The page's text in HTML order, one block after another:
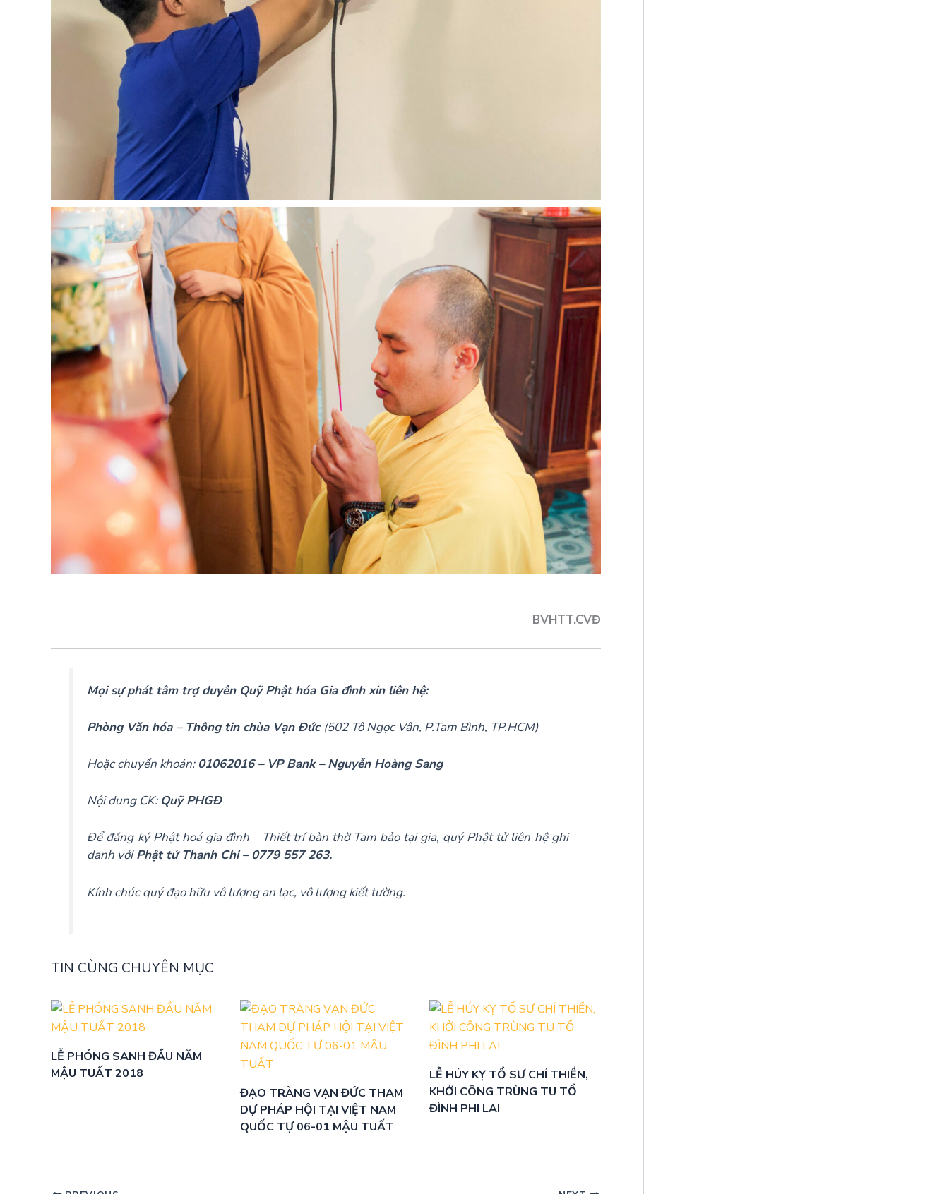
BVHTT.CVĐ
Mọi sự phát tâm trợ duyên Quỹ Phật hóa Gia đình xin liên hệ:
Phòng Văn hóa – Thông tin chùa Vạn Đức (502 Tô Ngọc Vân, P.Tam Bình, TP.HCM)
Hoặc chuyển khoản: 01062016 – VP Bank – Nguyễn Hoàng Sang
Nội dung CK: Quỹ PHGĐ
Để đăng ký Phật hoá gia đình – Thiết trí bàn thờ Tam bảo tại gia, quý Phật tử liên hệ ghi
danh vớiPhật tử Thanh Chi – 0779 557 263.
Kính chúc quý đạo hữu vô lượng an lạc, vô lượng kiết tường.
TIN CÙNG CHUYÊN MỤC
LỄ PHÓNG SANH ĐẦU NĂM
MẬU TUẤT 2018
ĐẠO TRÀNG VẠN ĐỨC THAM
DỰ PHÁP HỘI TẠI VIỆT NAM
QUỐC TỰ 06-01 MẬU TUẤT
LỄ HÚY KỴ TỔ SƯ CHÍ THIỀN,
KHỞI CÔNG TRÙNG TU TỔ
ĐÌNH PHI LAI